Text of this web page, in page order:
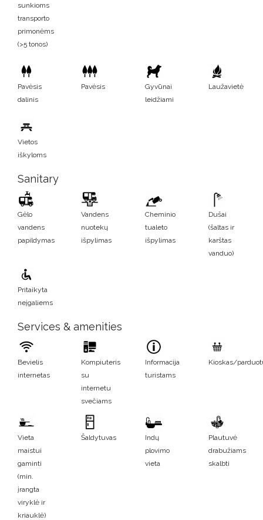
sunkioms
transporto
primonėms
(>5 tonos)
Pavėsis
dalinis
Pavėsis
Gyvūnai
leidžiami
Laužavietė
Vietos
iškyloms
Sanitary
Gėlo
vandens
papildymas
Vandens
nuotekų
išpylimas
Cheminio
tualeto
išpylimas
Dušai
(šaltas ir
karštas
vanduo)
Pritaikyta
neįgaliems
Services & amenities
Bevielis
internetas
Kompiuteris
su
internetu
svečiams
Informacija
turistams
Kioskas/
Vieta
maistui
gaminti
(min.
įrangta
viryklė ir
kriauklė)
Šaldytuvas
Indų
plovimo
vieta
Plautuvė
drabužiams
skalbti